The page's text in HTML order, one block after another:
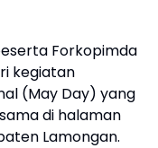
Forkopimda
kegiatan
(May Day) yang
di halaman
Lamongan.